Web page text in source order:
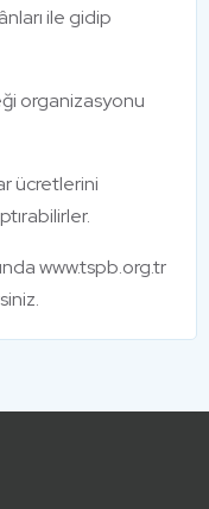
ile gidip
organizasyonu
ücretlerini
www.tspb.org.tr